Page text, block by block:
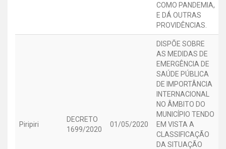
COMO PANDEMIA,
E DÁ OUTRAS
PROVIDÊNCIAS.
Piripiri
DECRETO
1699/2020
01/05/2020
DISPÕE SOBRE
AS MEDIDAS DE
EMERGÊNCIA DE
SAÚDE PÚBLICA
DE IMPORTÂNCIA
INTERNACIONAL
NO ÂMBITO DO
MUNICÍPIO TENDO
EM VISTA A
CLASSIFICAÇÃO
DA SITUAÇÃO